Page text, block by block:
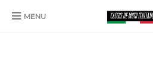
MENU